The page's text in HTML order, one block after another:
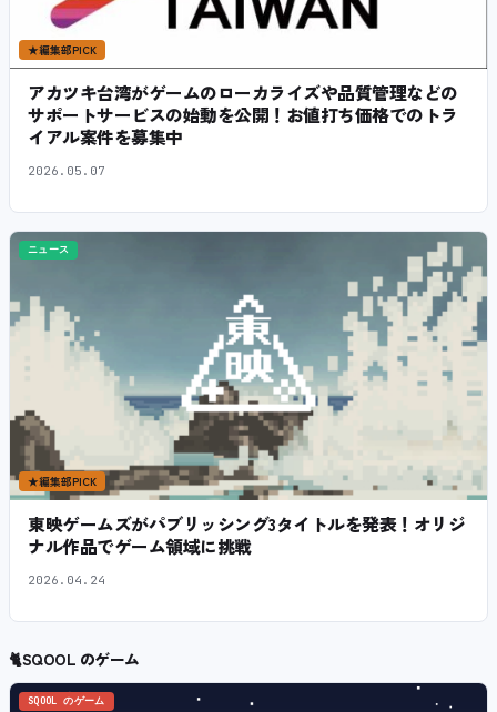
★編集部PICK
アカツキ台湾がゲームのローカライズや品質管理などの
サポートサービスの始動を公開！お値打ち価格でのトラ
イアル案件を募集中
2026.05.07
ニュース
★編集部PICK
東映ゲームズがパブリッシング3タイトルを発表！オリジ
ナル作品でゲーム領域に挑戦
2026.04.24
🐈SQOOL のゲーム
SQOOL のゲーム